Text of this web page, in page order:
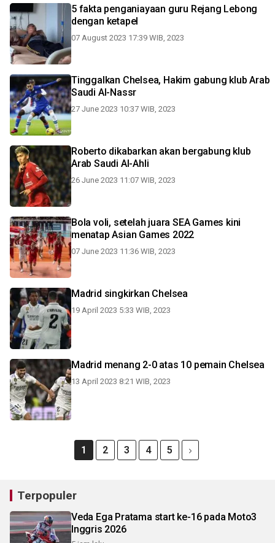
5 fakta penganiayaan guru Rejang Lebong
dengan ketapel
07 August 2023 17:39 WIB, 2023
Tinggalkan Chelsea, Hakim gabung klub Arab
Saudi Al-Nassr
27 June 2023 10:37 WIB, 2023
Roberto dikabarkan akan bergabung klub
Arab Saudi Al-Ahli
26 June 2023 11:07 WIB, 2023
Bola voli, setelah juara SEA Games kini
menatap Asian Games 2022
07 June 2023 11:36 WIB, 2023
Madrid singkirkan Chelsea
19 April 2023 5:33 WIB, 2023
Madrid menang 2-0 atas 10 pemain Chelsea
13 April 2023 8:21 WIB, 2023
1 2 3 4 5
Terpopuler
Veda Ega Pratama start ke-16 pada Moto3
Inggris 2026